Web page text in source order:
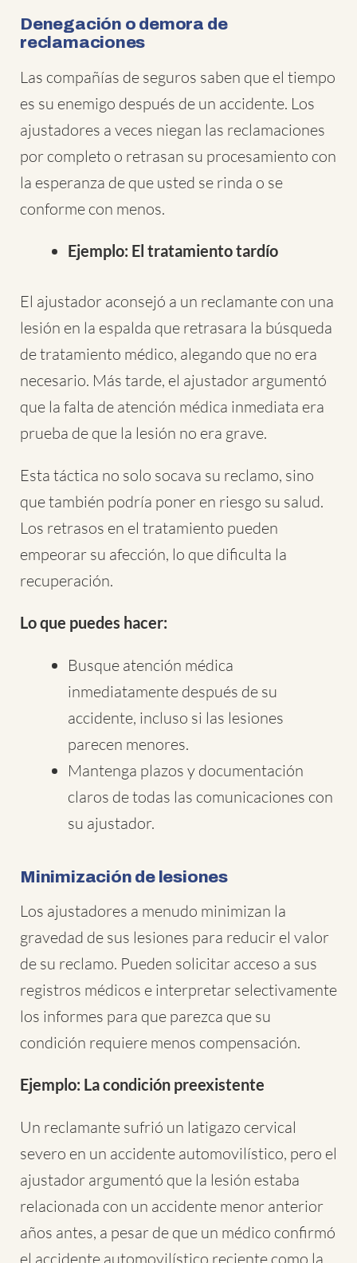
Denegación o demora de
reclamaciones
Las compañías de seguros saben que el tiempo
es su enemigo después de un accidente. Los
ajustadores a veces niegan las reclamaciones
por completo o retrasan su procesamiento con
la esperanza de que usted se rinda o se
conforme con menos.
Ejemplo: El tratamiento tardío
El ajustador aconsejó a un reclamante con una
lesión en la espalda que retrasara la búsqueda
de tratamiento médico, alegando que no era
necesario. Más tarde, el ajustador argumentó
que la falta de atención médica inmediata era
prueba de que la lesión no era grave.
Esta táctica no solo socava su reclamo, sino
que también podría poner en riesgo su salud.
Los retrasos en el tratamiento pueden
empeorar su afección, lo que dificulta la
recuperación.
Lo que puedes hacer:
Busque atención médica
inmediatamente después de su
accidente, incluso si las lesiones
parecen menores.
Mantenga plazos y documentación
claros de todas las comunicaciones con
su ajustador.
Minimización de lesiones
Los ajustadores a menudo minimizan la
gravedad de sus lesiones para reducir el valor
de su reclamo. Pueden solicitar acceso a sus
registros médicos e interpretar selectivamente
los informes para que parezca que su
condición requiere menos compensación.
Ejemplo: La condición preexistente
Un reclamante sufrió un latigazo cervical
severo en un accidente automovilístico, pero el
ajustador argumentó que la lesión estaba
relacionada con un accidente menor anterior
años antes, a pesar de que un médico confirmó
el accidente automovilístico reciente como la